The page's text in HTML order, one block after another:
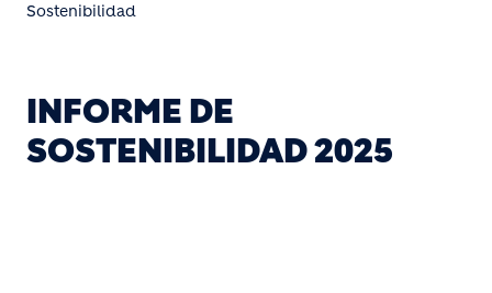
Sostenibilidad
INFORME DE
SOSTENIBILIDAD 2025